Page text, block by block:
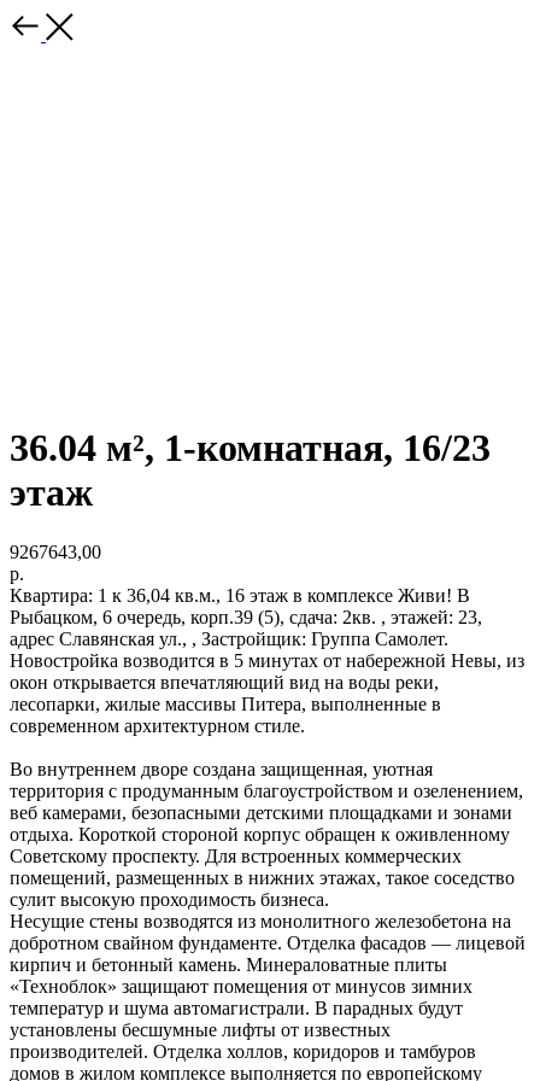
36.04 м², 1-комнатная, 16/23
этаж
9267643,00
р.
Квартира: 1 к 36,04 кв.м., 16 этаж в комплексе Живи! В
Рыбацком, 6 очередь, корп.39 (5), сдача: 2кв. , этажей: 23,
адрес Славянская ул., , Застройщик: Группа Самолет.
Новостройка возводится в 5 минутах от набережной Невы, из
окон открывается впечатляющий вид на воды реки,
лесопарки, жилые массивы Питера, выполненные в
современном архитектурном стиле.
Во внутреннем дворе создана защищенная, уютная
территория с продуманным благоустройством и озеленением,
веб камерами, безопасными детскими площадками и зонами
отдыха. Короткой стороной корпус обращен к оживленному
Советскому проспекту. Для встроенных коммерческих
помещений, размещенных в нижних этажах, такое соседство
сулит высокую проходимость бизнеса.
Несущие стены возводятся из монолитного железобетона на
добротном свайном фундаменте. Отделка фасадов — лицевой
кирпич и бетонный камень. Минераловатные плиты
«Техноблок» защищают помещения от минусов зимних
температур и шума автомагистрали. В парадных будут
установлены бесшумные лифты от известных
производителей. Отделка холлов, коридоров и тамбуров
домов в жилом комплексе выполняется по европейскому